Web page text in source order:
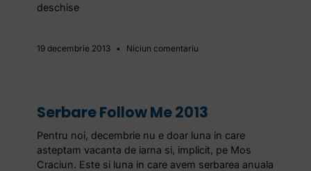
deschise
19 decembrie 2013 Niciun comentariu
Serbare Follow Me 2013
Pentru noi, decembrie nu e doar luna in care
asteptam vacanta de iarna si, implicit, pe Mos
Craciun. Este si luna in care avem serbarea anuala